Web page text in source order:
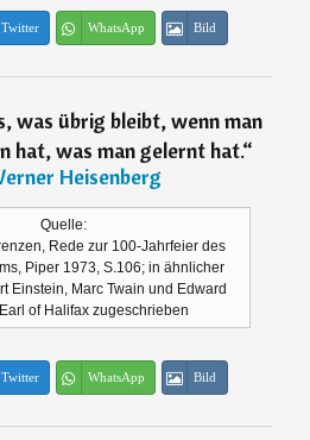
Twitter WhatsApp Bild
was übrig bleibt, wenn man
hat, was man gelernt hat.“
Heisenberg
Quelle:
Rede zur 100-Jahrfeier des
Piper 1973, S.106; in ähnlicher
Einstein, Marc Twain und Edward
of Halifax zugeschrieben
Twitter WhatsApp Bild